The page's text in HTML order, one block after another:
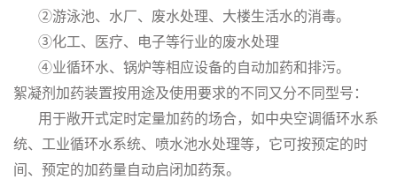
②游泳池、水厂、废水处理、大楼生活水的消毒。
③化工、医疗、电子等行业的废水处理
④业循环水、锅炉等相应设备的自动加药和排污。
絮凝剂加药装置按用途及使用要求的不同又分不同型号：
用于敞开式定时定量加药的场合，如中央空调循环水系
统、工业循环水系统、喷水池水处理等，它可按预定的时
间、预定的加药量自动启闭加药泵。